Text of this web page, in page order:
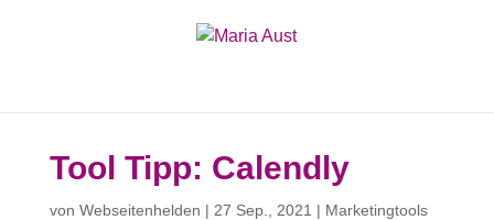
Tool Tipp: Calendly
von Webseitenhelden | 27 Sep., 2021 | Marketingtools